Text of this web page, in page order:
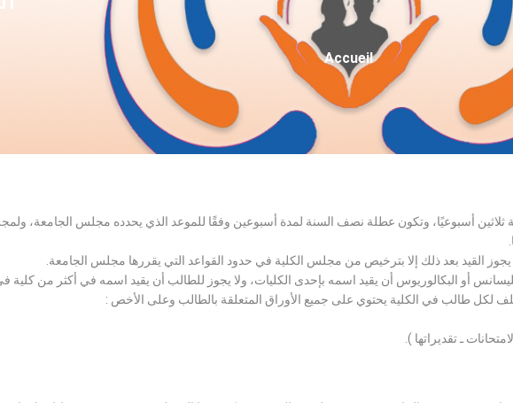
Fil
D'Ariane
Accueil
ثلاثين أسبوعيًا، وتكون عطلة نصف السنة لمدة أسبوعين وفقًا للموعد الذي يحدده مجلس الجامعة،
يجوز القيد بعد ذلك إلا بترخيص من مجلس الكلية في حدود القواعد التي يقررها مجلس الجامعة.
أو البكالوريوس أن يقيد اسمه بإحدى الكليات، ولا يجوز للطالب أن يقيد اسمه في أكثر من كلية
لكل طالب في الكلية يحتوي على جميع الأوراق المتعلقة بالطالب وعلى الأخص :
ـ تقديراتها ).